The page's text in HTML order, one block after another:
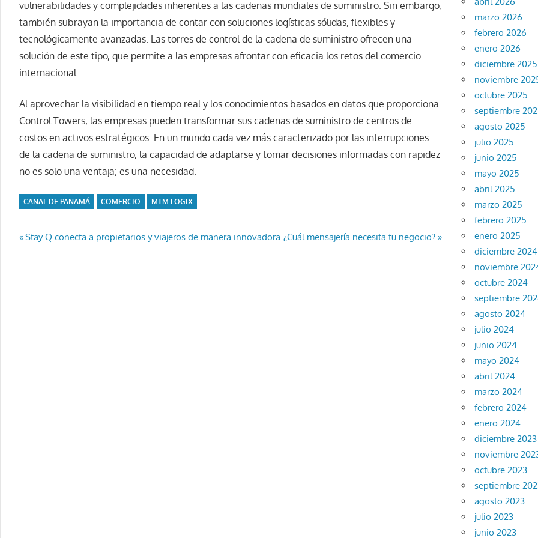
vulnerabilidades y complejidades inherentes a las cadenas mundiales de suministro. Sin embargo,
también subrayan la importancia de contar con soluciones logísticas sólidas, flexibles y
tecnológicamente avanzadas. Las torres de control de la cadena de suministro ofrecen una
solución de este tipo, que permite a las empresas afrontar con eficacia los retos del comercio
internacional.
Al aprovechar la visibilidad en tiempo real y los conocimientos basados en datos que proporciona
Control Towers, las empresas pueden transformar sus cadenas de suministro de centros de
costos en activos estratégicos. En un mundo cada vez más caracterizado por las interrupciones
de la cadena de suministro, la capacidad de adaptarse y tomar decisiones informadas con rapidez
no es solo una ventaja; es una necesidad.
CANAL DE PANAMÁ COMERCIO MTM LOGIX
Navegación
Entrada
anterior:
Stay Q conecta a propietarios y viajeros de manera innovadora Entrada
siguiente:
¿Cuál mensajería necesita tu negocio?
marzo 2026
febrero 2026
enero 2026
diciembre 2025
noviembre
octubre 2025
septiembre
agosto 2025
julio 2025
junio 2025
mayo 2025
abril 2025
marzo 2025
febrero 2025
enero 2025
diciembre 2024
noviembre
octubre 2024
septiembre
agosto 2024
julio 2024
junio 2024
mayo 2024
abril 2024
marzo 2024
febrero 2024
enero 2024
diciembre 2023
noviembre
octubre 2023
septiembre
agosto 2023
julio 2023
junio 2023